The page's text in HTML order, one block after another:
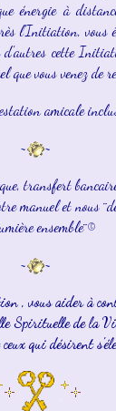
énergie à
l'Initiation, vous
d'autres cette
que vous venez de
amicale
~ ~
transfert
manuel et nous
ensemble¨©
~ ~
, vous aider à
Spirituelle de la
qui désirent